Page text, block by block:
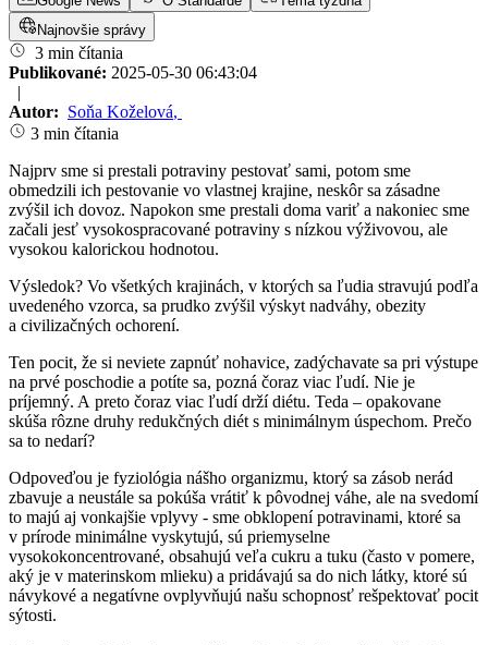
Najnovšie správy
3 min čítania
Publikované: 2025-05-30 06:43:04
|
Autor: Soňa Koželová,
3 min čítania
Najprv sme si prestali potraviny pestovať sami, potom sme
obmedzili ich pestovanie vo vlastnej krajine, neskôr sa zásadne
zvýšil ich dovoz. Napokon sme prestali doma variť a nakoniec sme
začali jesť vysokospracované potraviny s nízkou výživovou, ale
vysokou kalorickou hodnotou.
Výsledok? Vo všetkých krajinách, v ktorých sa ľudia stravujú podľa
uvedeného vzorca, sa prudko zvýšil výskyt nadváhy, obezity
a civilizačných ochorení.
Ten pocit, že si neviete zapnúť nohavice, zadýchavate sa pri výstupe
na prvé poschodie a potíte sa, pozná čoraz viac ľudí. Nie je
príjemný. A preto čoraz viac ľudí drží diétu. Teda – opakovane
skúša rôzne druhy redukčných diét s minimálnym úspechom. Prečo
sa to nedarí?
Odpoveďou je fyziológia nášho organizmu, ktorý sa zásob nerád
zbavuje a neustále sa pokúša vrátiť k pôvodnej váhe, ale na svedomí
to majú aj vonkajšie vplyvy - sme obklopení potravinami, ktoré sa
v prírode minimálne vyskytujú, sú priemyselne
vysokokoncentrované, obsahujú veľa cukru a tuku (často v pomere,
aký je v materinskom mlieku) a pridávajú sa do nich látky, ktoré sú
návykové a negatívne ovplyvňujú našu schopnosť rešpektovať pocit
sýtosti.